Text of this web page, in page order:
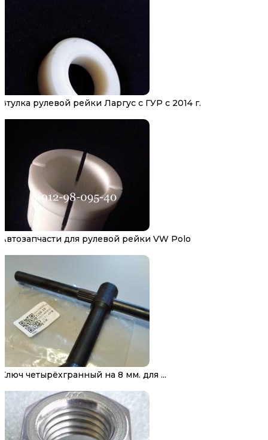
Втулка рулевой рейки Ларгус с ГУР с 2014 г.
Автозапчасти для рулевой рейки VW Polo
Ключ четырёхгранный на 8 мм. для ...